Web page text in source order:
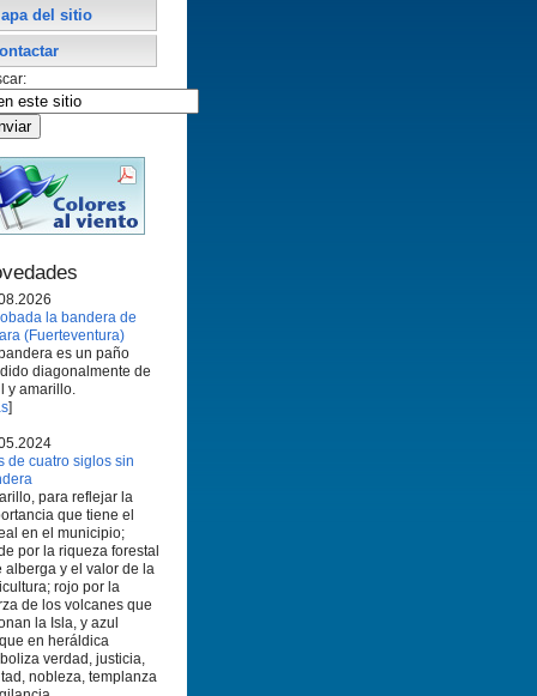
del sitio
la bandera de
(Fuerteventura)
es un paño
diagonalmente de
y amarillo.
]
de cuatro siglos sin
para reflejar la
que tiene el
en el municipio;
por la riqueza forestal
alberga y el valor de la
rojo por la
de los volcanes que
la Isla, y azul
en heráldica
verdad, justicia,
nobleza, templanza